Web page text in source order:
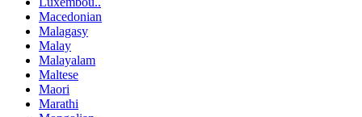
Macedonian
Malagasy
Malay
Malayalam
Maltese
Maori
Marathi